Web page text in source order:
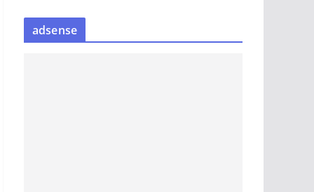
S
adsense